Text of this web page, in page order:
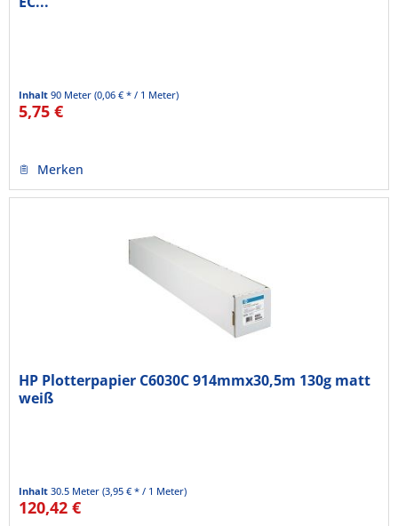
Inhalt90 Meter(0,06 € * / 1 Meter)
5,75 €
Merken
HP Plotterpapier C6030C 914mmx30,5m 130g matt
weiß
Inhalt30.5 Meter(3,95 € * / 1 Meter)
120,42 €